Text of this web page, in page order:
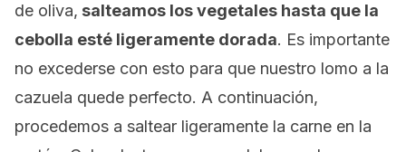
de oliva, salteamos los vegetales hasta que la
cebolla esté ligeramente dorada. Es importante
no excederse con esto para que nuestro lomo a la
cazuela quede perfecto. A continuación,
procedemos a saltear ligeramente la carne en la